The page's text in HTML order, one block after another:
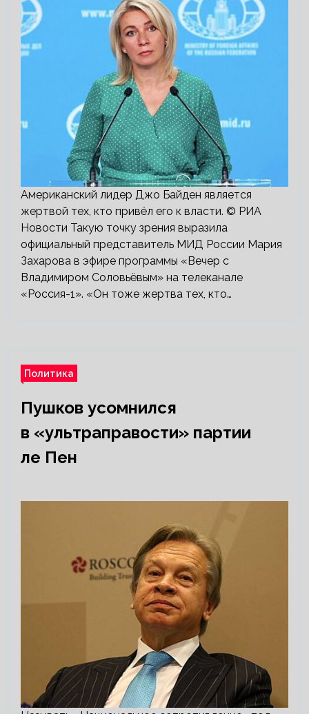
Американский лидер Джо Байден является
жертвой тех, кто привёл его к власти. © РИА
Новости Такую точку зрения выразила
официальный представитель МИД России Мария
Захарова в эфире программы «Вечер с
Владимиром Соловьёвым» на телеканале
«Россия-1». «Он тоже жертва тех, кто…
Политика
Пушков усомнился
в «ультраправости» партии
ле Пен